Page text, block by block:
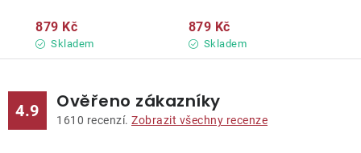
Skladem
879 Kč
Skladem
879 Kč
4.9 Ověřeno zákazníky
1610 recenzí. Zobrazit všechny recenze